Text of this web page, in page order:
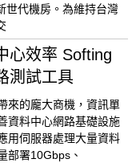
世代機房。為維持台灣
心效率 Softing
測試工具
來的龐大商機，資訊單
資料中心網路基礎設施
用伺服器處理大量資料
部署10Gbps、